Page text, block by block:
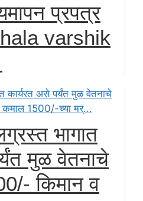
प्रपत्र
varshik
भागात
मुळ वेतनाचे
किमान व